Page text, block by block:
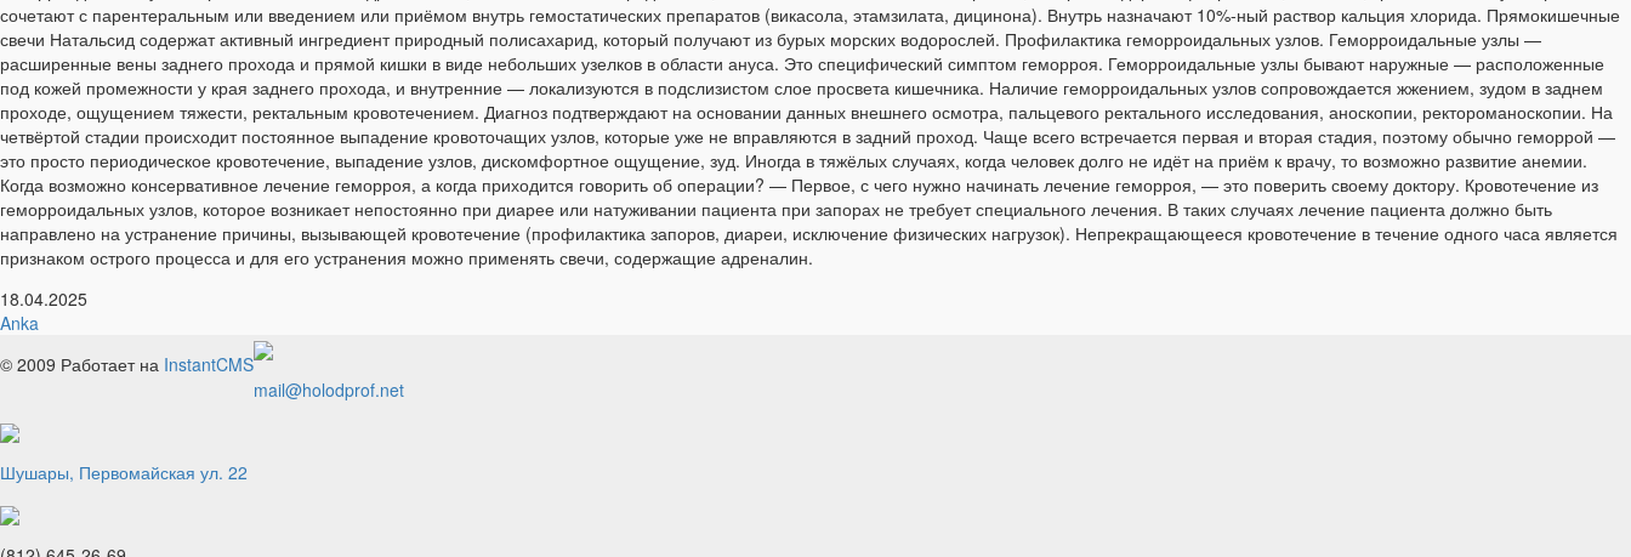
сочетают с парентеральным или введением или приёмом внутрь гемостатических препаратов (викасола, этамзилата, дицинона). Внутрь назначают 10%-ный раствор кальция хлорида. Прямокишечные
свечи Натальсид содержат активный ингредиент природный полисахарид, который получают из бурых морских водорослей. Профилактика геморроидальных узлов. Геморроидальные узлы —
расширенные вены заднего прохода и прямой кишки в виде небольших узелков в области ануса. Это специфический симптом геморроя. Геморроидальные узлы бывают наружные — расположенные
под кожей промежности у края заднего прохода, и внутренние — локализуются в подслизистом слое просвета кишечника. Наличие геморроидальных узлов сопровождается жжением, зудом в заднем
проходе, ощущением тяжести, ректальным кровотечением. Диагноз подтверждают на основании данных внешнего осмотра, пальцевого ректального исследования, аноскопии, ректороманоскопии. На
четвёртой стадии происходит постоянное выпадение кровоточащих узлов, которые уже не вправляются в задний проход. Чаще всего встречается первая и вторая стадия, поэтому обычно геморрой —
это просто периодическое кровотечение, выпадение узлов, дискомфортное ощущение, зуд. Иногда в тяжёлых случаях, когда человек долго не идёт на приём к врачу, то возможно развитие анемии.
Когда возможно консервативное лечение геморроя, а когда приходится говорить об операции? — Первое, с чего нужно начинать лечение геморроя, — это поверить своему доктору. Кровотечение из
геморроидальных узлов, которое возникает непостоянно при диарее или натуживании пациента при запорах не требует специального лечения. В таких случаях лечение пациента должно быть
направлено на устранение причины, вызывающей кровотечение (профилактика запоров, диареи, исключение физических нагрузок). Непрекращающееся кровотечение в течение одного часа является
признаком острого процесса и для его устранения можно применять свечи, содержащие адреналин.
18.04.2025
Anka
© 2009 Работает на InstantCMS
mail@holodprof.net
Шушары, Первомайская ул. 22